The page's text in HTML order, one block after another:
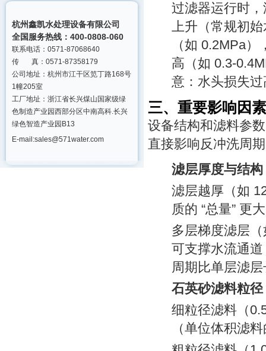
杭州鑫凯水处理设备有限公司
全国服务热线：400-0808-060
联系电话：0571-87068640
传 真：0571-87358179
公司地址：杭州市江干区笕丁路168号
1幢205室
工厂地址：浙江省长兴煤山国家级绿
色制造产业园西部分区中南高科.长兴
绿色智造产业园B13
E-mail:sales@571water.com
过滤器运行时
上升（常规初
（如 0.2MPa
高（如 0.3-
意：水头损失
三、重要影响因
设备结构和滤料参
直接影响反冲洗周
滤层厚度与结构
滤层越厚（如
质的 “总量” 更
多层梯度滤层
可支撑水流通
周期比单层滤
石英砂滤料粒径
细粒径滤料（
（单位体积滤